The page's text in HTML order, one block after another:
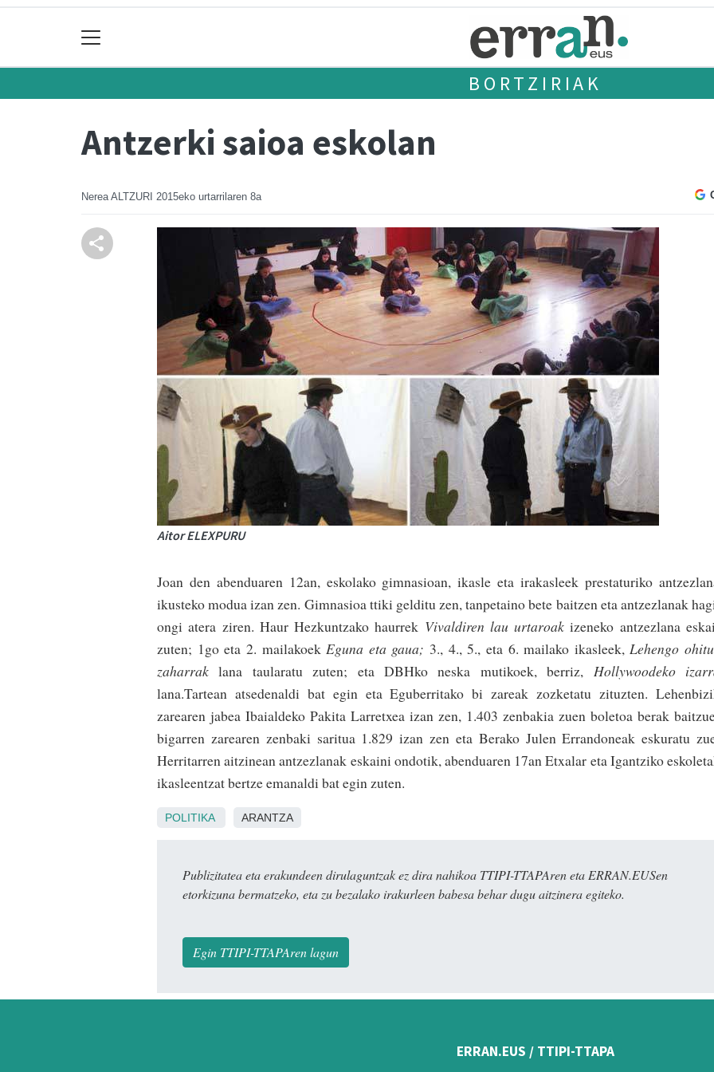
BORTZIRIAK
Antzerki saioa eskolan
Nerea ALTZURI 2015eko urtarrilaren 8a
Aitor ELEXPURU
Joan den abenduaren 12an, eskolako gimnasioan, ikasle eta irakasleek prestatu­ri­ko
ikusteko modua izan zen. Gimnasioa ttiki gelditu zen, tanpetaino­ bete baitzen eta antzezlanak
ongi atera­ ziren. Haur Hezkuntzako haurrek Vi­val­diren lau urtaroak izeneko antzezlana
zuten; 1go eta 2. mailakoekEguna­ eta gaua; 3., 4., 5., eta 6. mailako ikasleek,Lehengo
zaharrak lana taularatu zuten; eta DBHko neska mutikoek, berriz, Hollywoodeko
lana.Tartean atse­denaldi bat egin eta Eguberritako bi zareak zozketatu zituzten.
zarearen­ jabea Ibaialdeko Pakita Larretxea izan zen, 1.403 zenbakia zuen boletoa berak
bigarren zarearen zenbaki­ saritua 1.829 izan zen eta Berako Julen Errandoneak­ eskuratu
Herritarren aitzinean antzezlanak eskai­ni ondotik, abenduaren 17an Etxalar eta Igantziko
ikasleentzat bertze emanaldi bat egin zuten.
POLITIKA ARANTZA
Publizitatea eta erakundeen dirulaguntzak ez dira nahikoa TTIPI-TTAPAren eta ERRAN.EUSen
etorkizuna bermatzeko, eta zu bezalako irakurleen babesa behar dugu aitzinera egiteko.
Egin TTIPI-TTAPAren lagun
ERRAN.EUS / TTIPI-TTAPA